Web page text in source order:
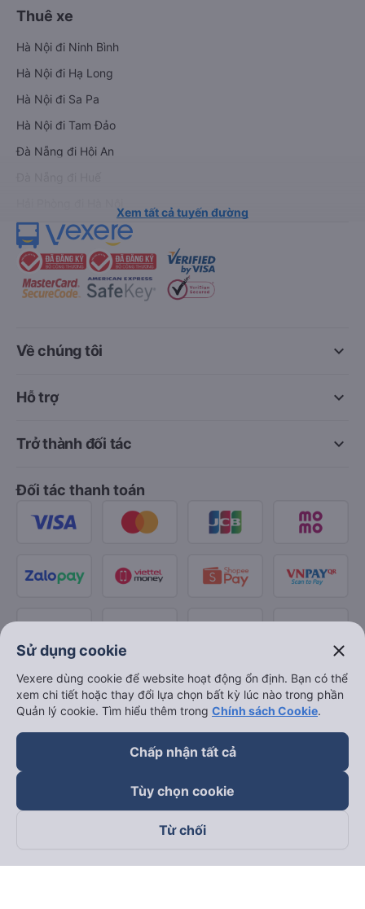
Thuê xe
Hà Nội đi Ninh Bình
Hà Nội đi Hạ Long
Hà Nội đi Sa Pa
Hà Nội đi Tam Đảo
Đà Nẵng đi Hội An
Xem tất cả tuyến đường
keyboard_arrow_down
Về chúng tôi
keyboard_arrow_down
Hỗ trợ
keyboard_arrow_down
Trở thành đối tác
Đối tác thanh toán
Theo dõi chúng tôi trên
Sử dụng cookie close
Vexere dùng cookie để website hoạt động ổn định. Bạn có thể
xem chi tiết hoặc thay đổi lựa chọn bất kỳ lúc nào trong phần
Quản lý cookie. Tìm hiểu thêm trong Chính sách Cookie.
Chấp nhận tất cả
Tùy chọn cookie
Từ chối